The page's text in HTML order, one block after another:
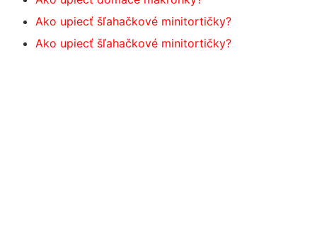
Ako upiecť šľahačkové minitortičky?
Ako upiecť šľahačkové minitortičky?